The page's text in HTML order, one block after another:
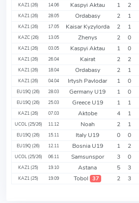
KAZ1 (26) 14.06 Kaspyi Aktau 1 2
KAZ1 (26) 28.05 Ordabasy 2 1
KAZ1 (26) 17.05 Kaisar Kyzylorda 2 1
KAZC (26) 13.05 Zhenys 2 0
KAZ1 (26) 03.05 Kaspyi Aktau 1 0
KAZ1 (26) 26.04 Kairat 2 2
KAZ1 (26) 18.04 Ordabasy 2 1
KAZ1 (26) 04.04 Irtysh Pavlodar 1 0
EU19Q (26) 28.03 Germany U19 1 0
EU19Q (26) 25.03 Greece U19 1 1
KAZ1 (26) 07.03 Aktobe 4 1
UCOL (25/26) 11.12 Noah 2 1
EU19Q (26) 15.11 Italy U19 0 0
EU19Q (26) 12.11 Bosnia U19 1 2
UCOL (25/26) 06.11 Samsunspor 3 0
KAZ1 (25) 19.10 Astana 5 3
KAZ1 (25) 19.09 Tobol 37 2 3